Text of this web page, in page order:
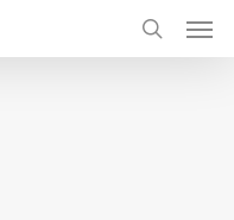
search